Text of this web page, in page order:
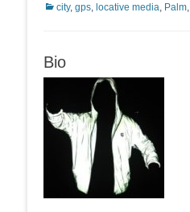
Categorias:
city, gps, locative media, Palm,
Bio